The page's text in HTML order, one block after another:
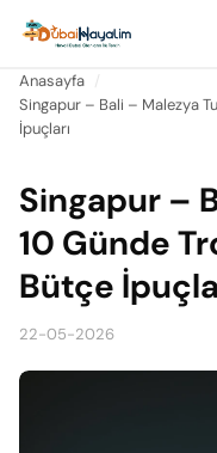
Anasayfa
Singapur – Bali – Malezya
İpuçları
Singapur –
10 Günde
Bütçe
22-05-2026